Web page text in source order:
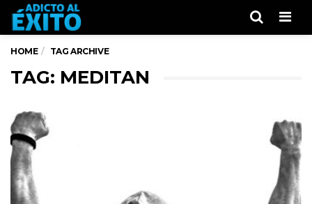
HOME TAG ARCHIVE
TAG: MEDITAN